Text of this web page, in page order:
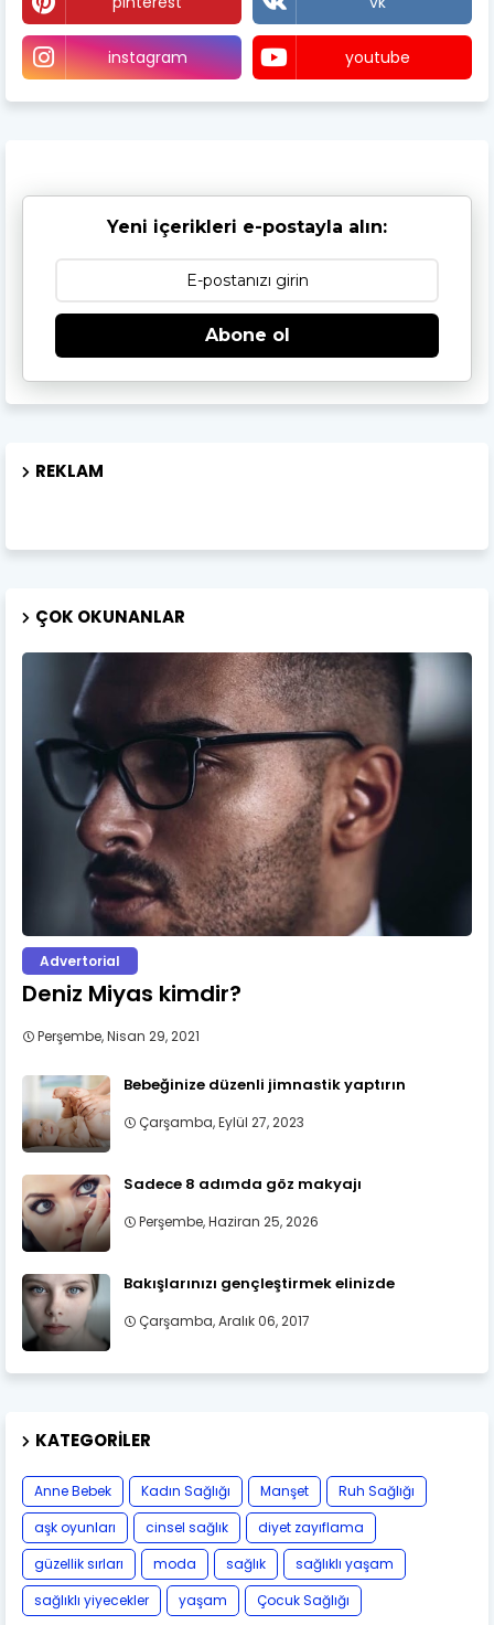
instagram youtube
Yeni içerikleri e-postayla alın:
Abone ol
REKLAM
ÇOK OKUNANLAR
Advertorial
Deniz Miyas kimdir?
Perşembe, Nisan 29, 2021
Bebeğinize düzenli jimnastik yaptırın
Çarşamba, Eylül 27, 2023
Sadece 8 adımda göz makyajı
Perşembe, Haziran 25, 2026
Bakışlarınızı gençleştirmek elinizde
Çarşamba, Aralık 06, 2017
KATEGORILER
Anne Bebek Kadın Sağlığı Manşet
Ruh Sağlığı
aşk oyunları
cinsel sağlık
diyet zayıflama
güzellik sırları
moda sağlık
sağlıklı yaşam
sağlıklı yiyecekler
yaşam Çocuk Sağlığı